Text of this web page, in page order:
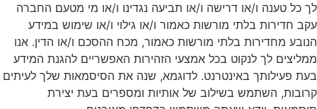
לך כל טענה ו/או דרישה ו/או תביעה נגדינו ו/או מי מטעם החברה
עקב חדירות בלתי מורשות כאמור ו/או גילוי ו/או שימוש במידע
הנובע מחדירות בלתי מורשות כאמור, מכח ההסכם ו/או הדין. אנו
ממליצים לך לנקוט בכל אמצעי הזהירות האפשריים להגנת המידע
בעת פעילותך באינטרנט. לדוגמא, שנה את הסיסמאות שלך לעיתים
קרובות, השתמש בשילוב של אותיות ומספרים בעת יצירת